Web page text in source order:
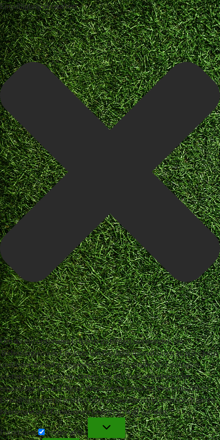
Einwilligung verwalten
Um dir ein optimales Erlebnis zu bieten, verwenden wir
Technologien wie Cookies, um Geräteinformationen zu speichern
und/oder darauf zuzugreifen. Wenn du diesen Technologien
zustimmst, können wir Daten wie das Surfverhalten oder
eindeutige IDs auf dieser Website verarbeiten. Wenn du deine
Einwillligung nicht erteilst oder zurückziehst, können bestimmte
Merkmale und Funktionen beeinträchtigt werden.
Funktional
Funktional
Immer aktiv